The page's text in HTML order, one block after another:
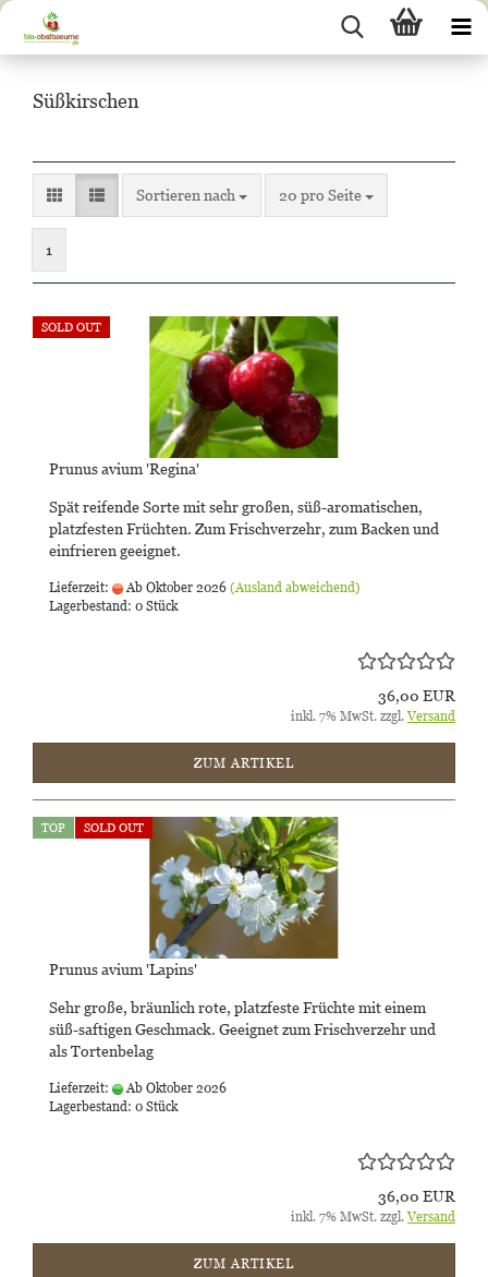
Süßkirschen
Sortieren nach
Sortieren nach 20 pro Seite
pro Seite
1
SOLD OUT
Prunus avium 'Regina'
Spät reifende Sorte mit sehr großen, süß-aromatischen,
platzfesten Früchten. Zum Frischverzehr, zum Backen und
einfrieren geeignet.
Lieferzeit: Ab Oktober 2026 (Ausland abweichend)
Lagerbestand: 0 Stück
36,00 EUR
inkl. 7% MwSt. zzgl.Versand
ZUM ARTIKEL
TOP SOLD OUT
Prunus avium 'Lapins'
Sehr große, bräunlich rote, platzfeste Früchte mit einem
süß-saftigen Geschmack. Geeignet zum Frischverzehr und
als Tortenbelag
Lieferzeit:
Ab Oktober 2026
Lagerbestand: 0 Stück
36,00 EUR
inkl. 7% MwSt. zzgl.Versand
ZUM ARTIKEL